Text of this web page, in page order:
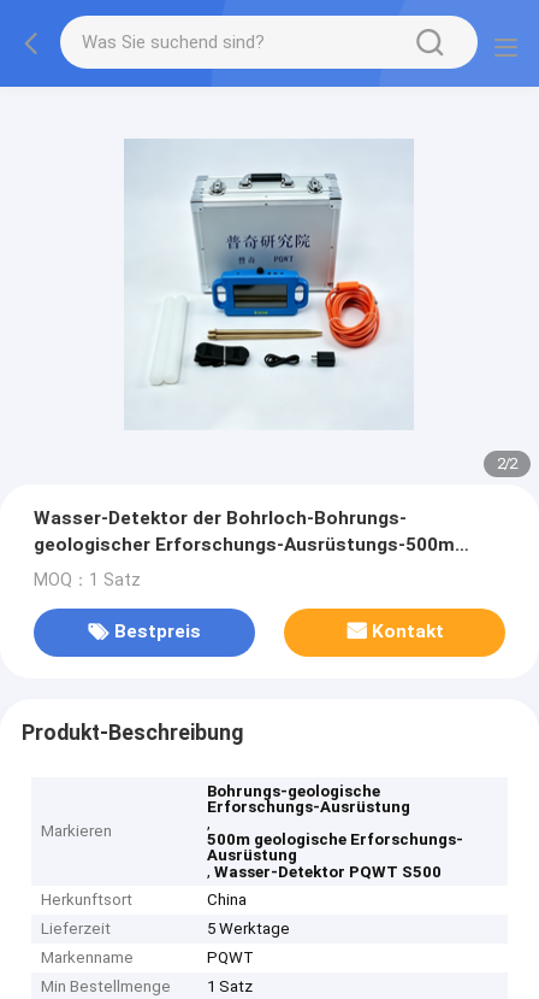
2/2
Wasser-Detektor der Bohrloch-Bohrungs-
geologischer Erforschungs-Ausrüstungs-500m
PQWT S500
MOQ：1 Satz
Bestpreis Kontakt
Produkt-Beschreibung
Markieren
Bohrungs-geologische
Erforschungs-Ausrüstung
,
500m geologische Erforschungs-
Ausrüstung
,Wasser-Detektor PQWT S500
Herkunftsort
China
Lieferzeit
5 Werktage
Markenname
PQWT
Min Bestellmenge
1 Satz